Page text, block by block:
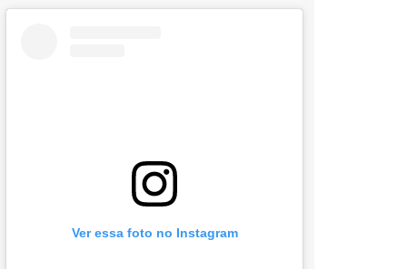
Ver essa foto no Instagram